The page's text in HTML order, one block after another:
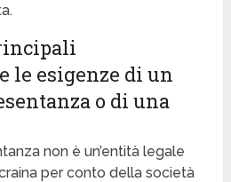
le esigenze di un
o di una
non è un’entità legale
per conto della società